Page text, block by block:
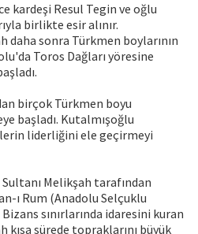
kardeşi Resul Tegin ve oğlu
birlikte esir alınır.
daha sonra Türkmen boylarının
Toros Dağları yöresine
birçok Türkmen boyu
başladı. Kutalmışoğlu
liderliğini ele geçirmeyi
Melikşah tarafından
ı Rum (Anadolu Selçuklu
sınırlarında idaresini kuran
kısa sürede topraklarını büyük